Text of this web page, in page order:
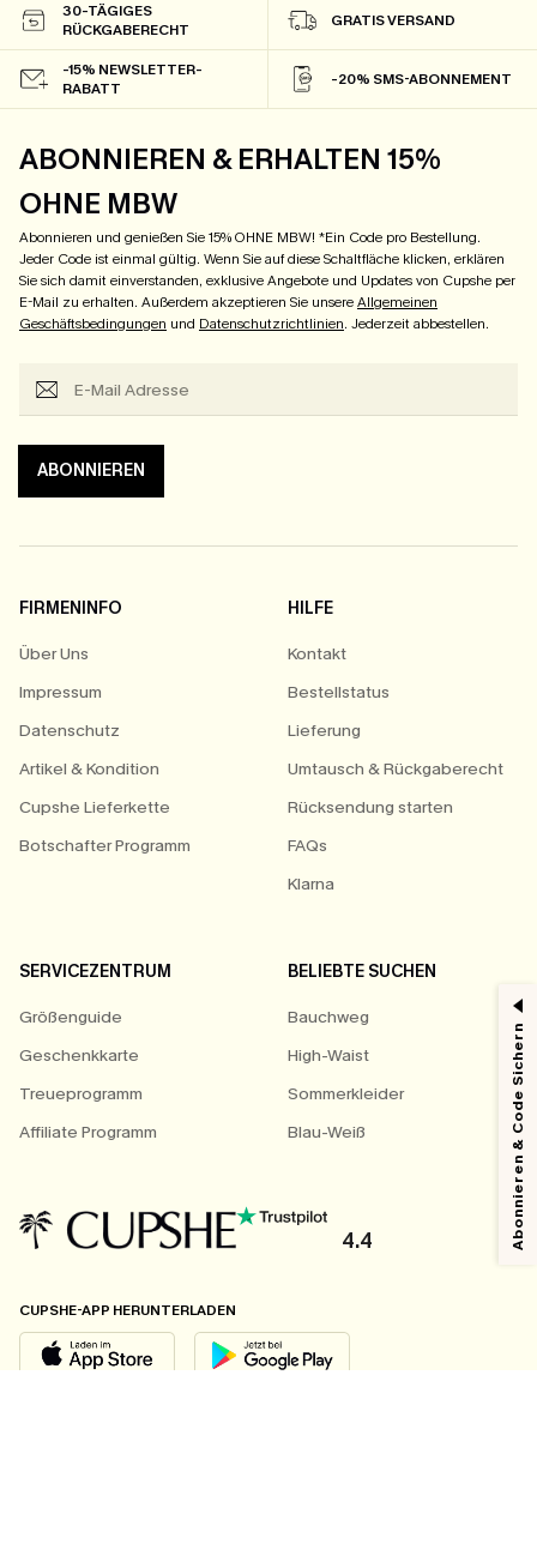
30-TÄGIGES
RÜCKGABERECHT
GRATIS VERSAND
-15% NEWSLETTER-
RABATT
-20% SMS-ABONNEMENT
ABONNIEREN & ERHALTEN 15%
OHNE MBW
Abonnieren und genießen Sie 15% OHNE MBW! *Ein Code pro Bestellung.
Jeder Code ist einmal gültig. Wenn Sie auf diese Schaltfläche klicken, erklären
Sie sich damit einverstanden, exklusive Angebote und Updates von Cupshe per
E-Mail zu erhalten. Außerdem akzeptieren Sie unsereAllgemeinen
Geschäftsbedingungen und Datenschutzrichtlinien. Jederzeit abbestellen.
ABONNIEREN
FIRMENINFO
Über Uns
Impressum
Datenschutz
Artikel & Kondition
Cupshe Lieferkette
Botschafter Programm
HILFE
Kontakt
Bestellstatus
Lieferung
Umtausch & Rückgaberecht
Rücksendung starten
FAQs
Klarna
SERVICEZENTRUM
Größenguide
Geschenkkarte
Treueprogramm
Affiliate Programm
BELIEBTE SUCHEN
Bauchweg
High-Waist
Sommerkleider
Blau-Weiß
4.4
CUPSHE-APP HERUNTERLADEN
Abonnieren & Code Sichern